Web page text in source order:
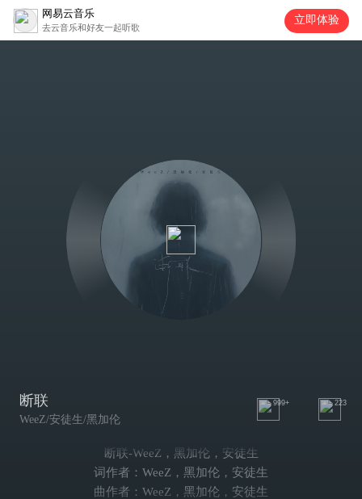
网易云音乐
去云音乐和好友一起听歌
立即体验
断联
WeeZ/安徒生/黑加伦
999+ 223
断联-WeeZ，黑加伦，安徒生
词作者：WeeZ，黑加伦，安徒生
曲作者：WeeZ，黑加伦，安徒生